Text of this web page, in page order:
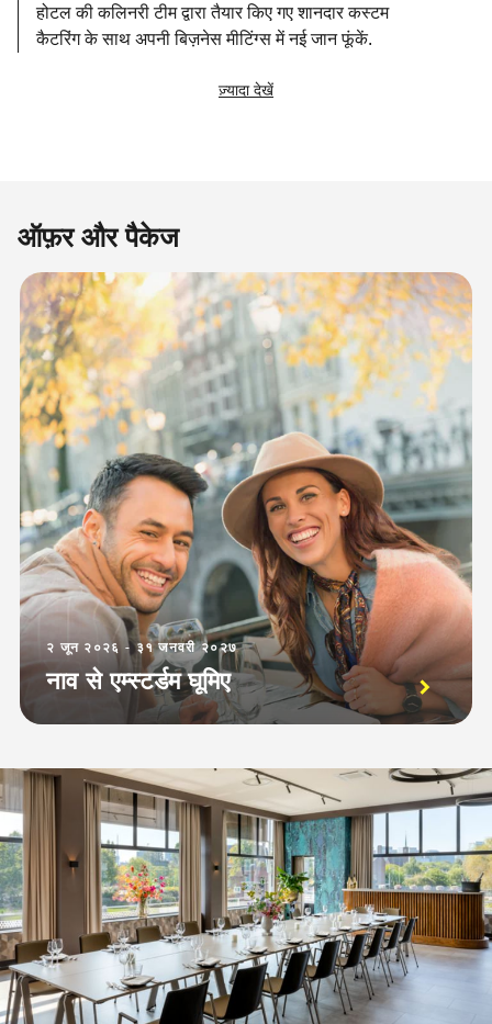
होटल की कलिनरी टीम द्वारा तैयार किए गए शानदार कस्टम
कैटरिंग के साथ अपनी बिज़नेस मीटिंग्स में नई जान फूंकें.
ज़्यादा देखें
ऑफ़र और पैकेज
२ जून २०२६ - ३१ जनवरी २०२७
नाव से एम्स्टर्डम घूमिए